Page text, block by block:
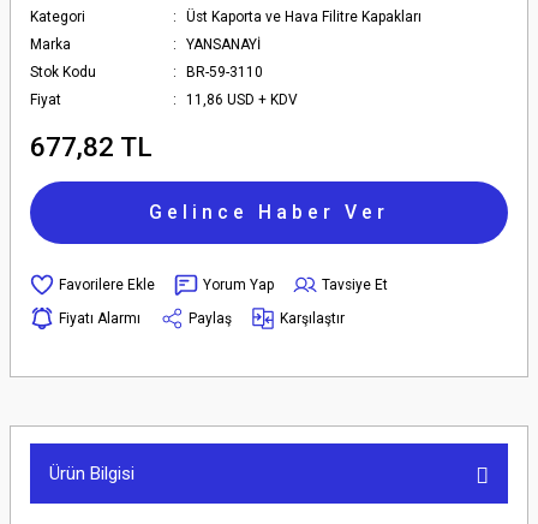
Kategori
Üst Kaporta ve Hava Filitre Kapakları
Marka
YANSANAYİ
Stok Kodu
BR-59-3110
Fiyat
11,86 USD + KDV
677,82 TL
Gelince Haber Ver
Yorum Yap
Tavsiye Et
Fiyatı Alarmı
Paylaş Karşılaştır
Ürün Bilgisi